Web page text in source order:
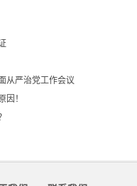
从严治党工作会议
因！